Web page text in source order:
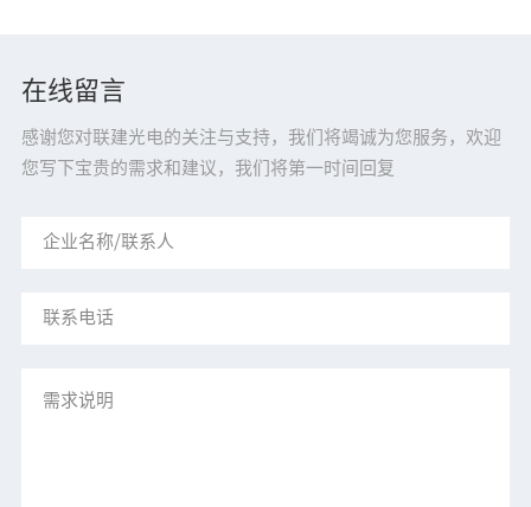
在线留言
感谢您对联建光电的关注与支持，我们将竭诚为您服务，欢迎
您写下宝贵的需求和建议，我们将第一时间回复